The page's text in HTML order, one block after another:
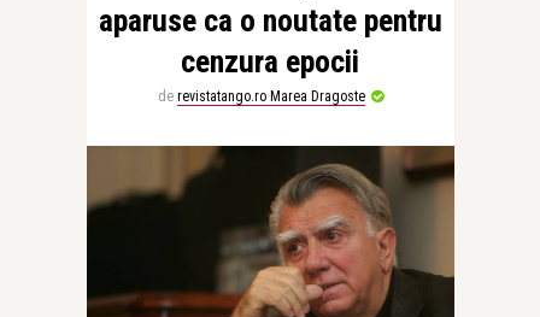
aparuse ca o noutate pentru
cenzura epocii
de revistatango.ro Marea Dragoste